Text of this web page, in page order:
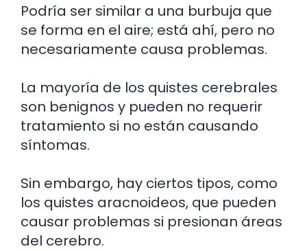
Podría ser similar a una burbuja que
se forma en el aire; está ahí, pero no
necesariamente causa problemas.
La mayoría de los quistes cerebrales
son benignos y pueden no requerir
tratamiento si no están causando
síntomas.
Sin embargo, hay ciertos tipos, como
los quistes aracnoideos, que pueden
causar problemas si presionan áreas
del cerebro.